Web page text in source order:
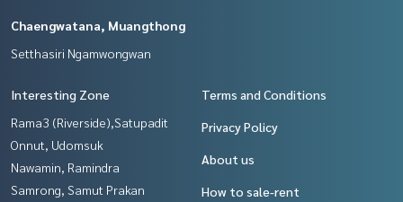
Chaengwatana, Muangthong
Setthasiri Ngamwongwan
Interesting Zone
Rama3 (Riverside),Satupadit
Onnut, Udomsuk
Nawamin, Ramindra
Samrong, Samut Prakan
Terms and Conditions
Privacy Policy
About us
How to sale-rent